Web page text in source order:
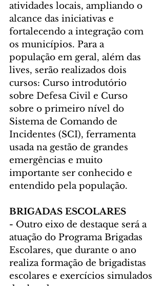
atividades locais, ampliando o
alcance das iniciativas e
fortalecendo a integração com
os municípios. Para a
população em geral, além das
lives, serão realizados dois
cursos: Curso introdutório
sobre Defesa Civil e Curso
sobre o primeiro nível do
Sistema de Comando de
Incidentes (SCI), ferramenta
usada na gestão de grandes
emergências e muito
importante ser conhecido e
entendido pela população.
BRIGADAS ESCOLARES
- Outro eixo de destaque será a
atuação do Programa Brigadas
Escolares, que durante o ano
realiza formação de brigadistas
escolares e exercícios simulados